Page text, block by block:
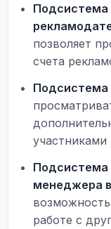
Подсистема
позволяет
счета
Подсистема
участниками
Подсистема
менеджера
работе с